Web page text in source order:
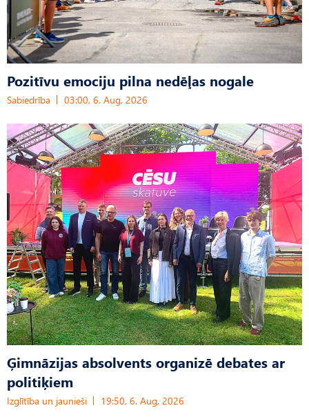
Pozitīvu emociju pilna nedēļas nogale
Sabiedrība 03:00, 6. Aug, 2026
Ģimnāzijas absolvents organizē debates ar
politiķiem
Izglītība un jaunieši 19:50, 6. Aug, 2026